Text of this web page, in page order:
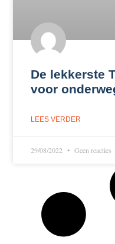
De lekkerste
voor
LEES VERDER
29/08/2022 Geen reacties